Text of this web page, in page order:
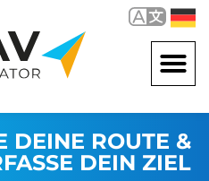
DEINE ROUTE &
DEIN ZIEL